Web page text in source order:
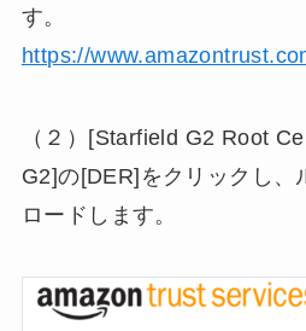
す。
https://
（２）[Starfield G2 Root
G2]の[DER]をクリックし、
ロードします。